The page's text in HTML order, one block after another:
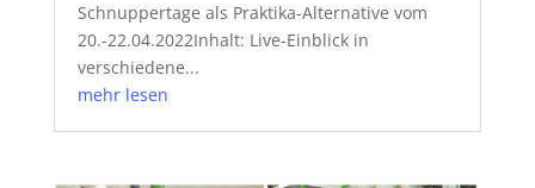
Schnuppertage als Praktika-Alternative vom
20.-22.04.2022Inhalt: Live-Einblick in
verschiedene...
mehr lesen